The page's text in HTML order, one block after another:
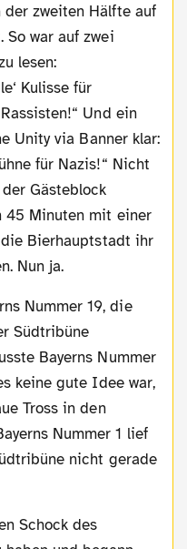
der zweiten Hälfte auf
war auf zwei
lesen:
Kulisse für
Und ein
Unity via Banner klar:
für Nazis!“ Nicht
Gästeblock
45 Minuten mit einer
Bierhauptstadt ihr
Nun ja.
Südtribüne
Bayerns Nummer
keine gute Idee war,
Tross in den
Nummer 1 lief
nicht gerade